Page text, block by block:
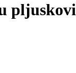
pljuskovi